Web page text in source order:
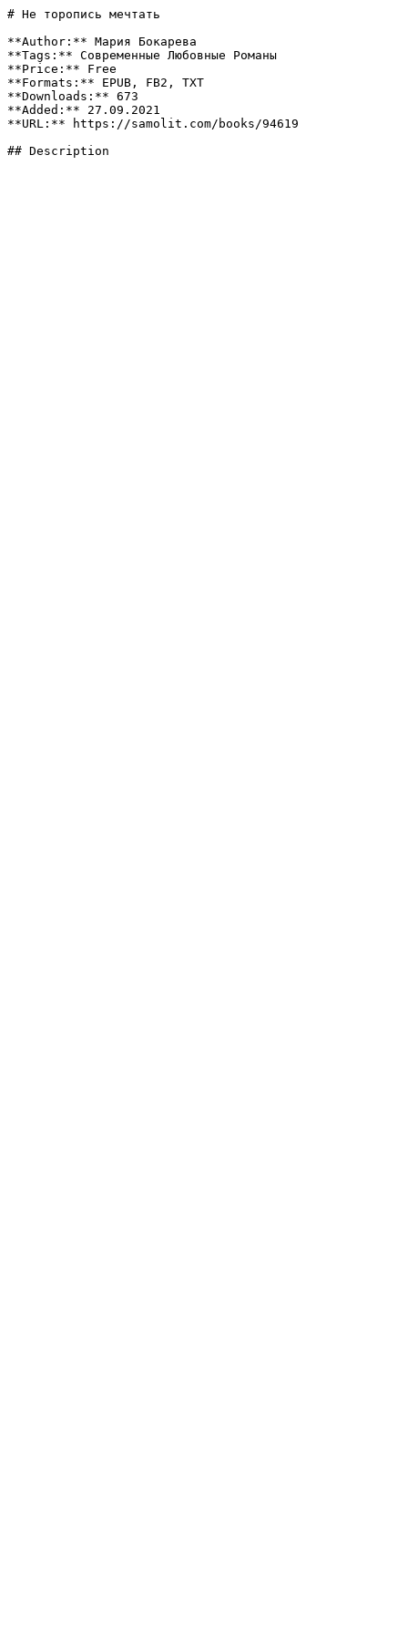
# Не торопись мечтать
**Author:** Мария Бокарева
**Tags:** Современные Любовные Романы
**Price:** Free
**Formats:** EPUB, FB2, TXT
**Downloads:** 673
**Added:** 27.09.2021
**URL:** https://samolit.com/books/94619
## Description